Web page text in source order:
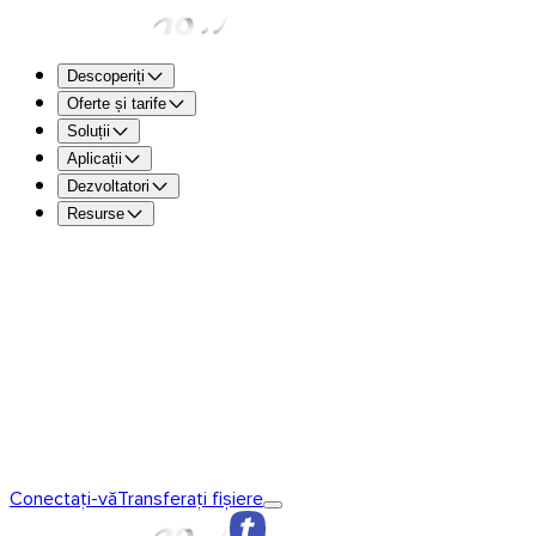
Descoperiți
Oferte și tarife
Soluții
Aplicații
Dezvoltatori
Resurse
Conectați-văTransferați fișiere